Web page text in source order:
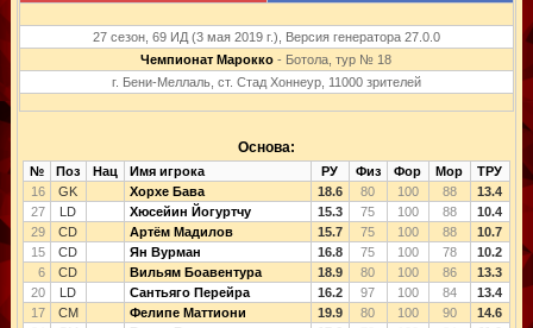
27 сезон, 69 ИД (3 мая 2019 г.), Версия генератора 27.0.0
Чемпионат Марокко - Ботола, тур № 18
г. Бени-Меллаль, ст. Стад Хоннеур, 11000 зрителей
Основа:
№ Поз Нац Имя игрока РУ Физ Фор Мор
ТРУ
16
GK Хорхе Бава 18.6 80 100 88
13.4
27
LD Хюсейин Йогуртчу 15.3 75 100 88
10.4
29
CD Артём Мадилов 15.7 75 100 88
10.7
15
CD Ян Вурман 16.8 75 100 78
10.2
6
CD Вильям Боавентура 18.9 80 100 86
13.3
20
LD Сантьяго Перейра 16.2 97 100 84
13.4
17
CM Фелипе Маттиони 19.9 80 100 90
14.6